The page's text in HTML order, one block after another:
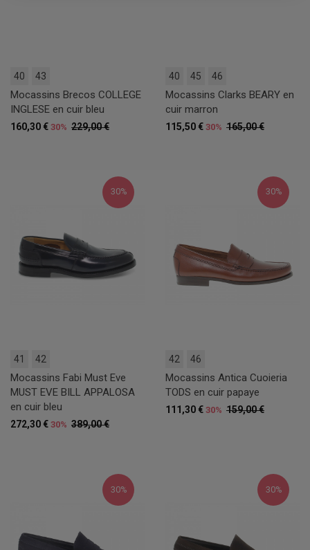
40 43
Mocassins Brecos COLLEGE
INGLESE en cuir bleu
229,00 €
160,30 € 30%
40 45 46
Mocassins Clarks BEARY en
cuir marron
165,00 €
115,50 € 30%
30%
41 42
Mocassins Fabi Must Eve
MUST EVE BILL APPALOSA
en cuir bleu
389,00 €
272,30 € 30%
30%
42 46
Mocassins Antica Cuoieria
TODS en cuir papaye
159,00 €
111,30 € 30%
30% 30%